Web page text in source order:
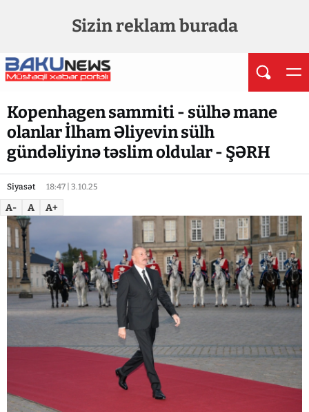
Sizin reklam burada
Kopenhagen sammiti - sülhə mane
olanlar İlham Əliyevin sülh
gündəliyinə təslim oldular - ŞƏRH
Siyasət 18:47 | 3.10.25
A- A A+